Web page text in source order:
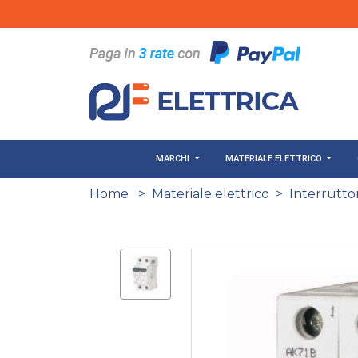
MARCHI MATERIALE ELETTRICO
Home > Materiale elettrico >